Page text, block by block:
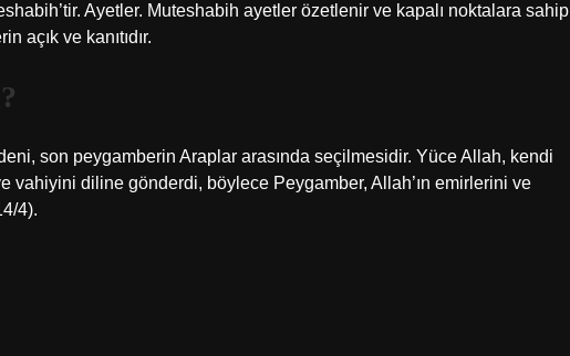
Ayetler. Muteshabih ayetler özetlenir ve kapalı noktalara sahip
açık ve kanıtıdır.
son peygamberin Araplar arasında seçilmesidir. Yüce Allah, kendi
vahiyini diline gönderdi, böylece Peygamber, Allah’ın emirlerini ve
4).